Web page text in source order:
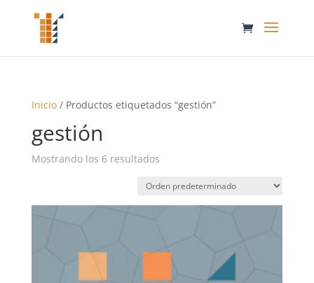
Inicio/ Productos etiquetados “gestión”
gestión
Mostrando los 6 resultados